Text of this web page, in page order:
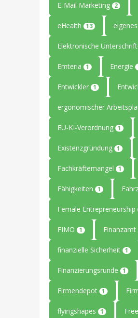
E-Mail Marketing 2
eHealth 13
Elektronische
Emteria 1 Energie
Entwickler 1
ergonomischer
EU-KI-Verordnung 1
Existenzgründung 1
Fachkräftemangel 1
Fähigkeiten 1
Female Entrepreneurship
FIMO 1 Finanzamt
finanzielle Sicherheit 1
Finanzierungsrunde 1
Firmendepot 1
flyingshapes 1